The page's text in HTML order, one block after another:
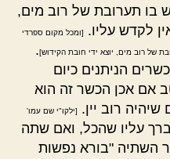
בו תערובת של רוב מים,
לקדש עליו.
[ומכל מקום ספרדי
של רוב מים, יוצא ידי חובת הקידוש].
הניתנים כיום
אם אכן הכשר זה הוא
רוב יין.
[ילקו"י שם עמו'
עליו שהכל, ואם שתה
השתיה "בורא נפשות